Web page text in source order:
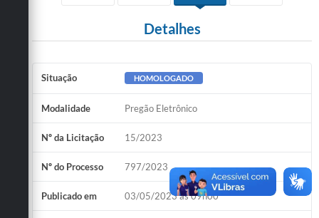
Cidadão
Transporte Coletivo Municipal (Horários e
Itinerários)
Normas e Legislação
Diário Oficial
Defesa Civil
Convênios Terceiro Setor
Detalhes
Situação HOMOLOGADO
Modalidade Pregão Eletrônico
Nº da Licitação 15/2023
Nº do Processo 797/2023
Publicado em 03/05/2023 às 09h00